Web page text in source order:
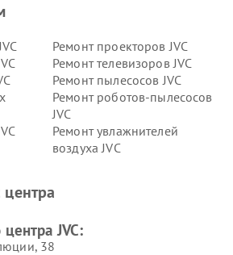
Ремонт проекторов JVC
Ремонт телевизоров JVC
Ремонт пылесосов JVC
Ремонт роботов-пылесосов
JVC
Ремонт увлажнителей
воздуха JVC
JVC:
38